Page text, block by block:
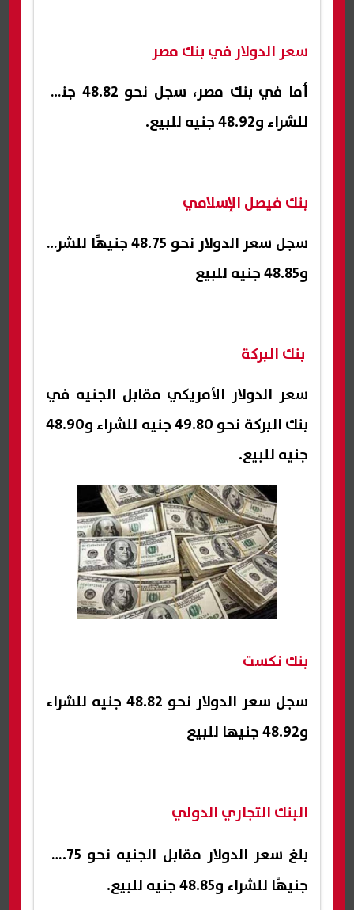
سعر الدولار في بنك مصر
أما في بنك مصر، سجل نحو 48.82 جنيه
للشراء و48.92 جنيه للبيع.
بنك فيصل الإسلامي
سجل سعر الدولار نحو 48.75 جنيهًا للشراء
و48.85 جنيه للبيع
بنك البركة
سعر الدولار الأمريكي مقابل الجنيه في
بنك البركة نحو 49.80 جنيه للشراء و48.90
جنيه للبيع.
بنك نكست
سجل سعر الدولار نحو 48.82 جنيه للشراء
و48.92 جنيها للبيع
البنك التجاري الدولي
بلغ سعر الدولار
مقابل الجنيه نحو 48.75
جنيهًا للشراء و48.85 جنيه للبيع.